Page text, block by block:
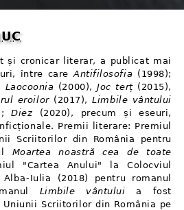
și cronicar literar, a publicat mai
între careAntifilosofia (1998);
Laocoonia (2000),Joc terț(2015),
eroilor(2017),Limbile vântului
Diez (2020), precum și eseuri,
Premii literare: Premiul
Scriitorilor din România pentru
Moartea noastră cea de toate
"Cartea Anului" la Colocviul
Alba⁠-⁠Iulia (2018) pentru romanul
Limbile vântului
a fost
Scriitorilor din România pe